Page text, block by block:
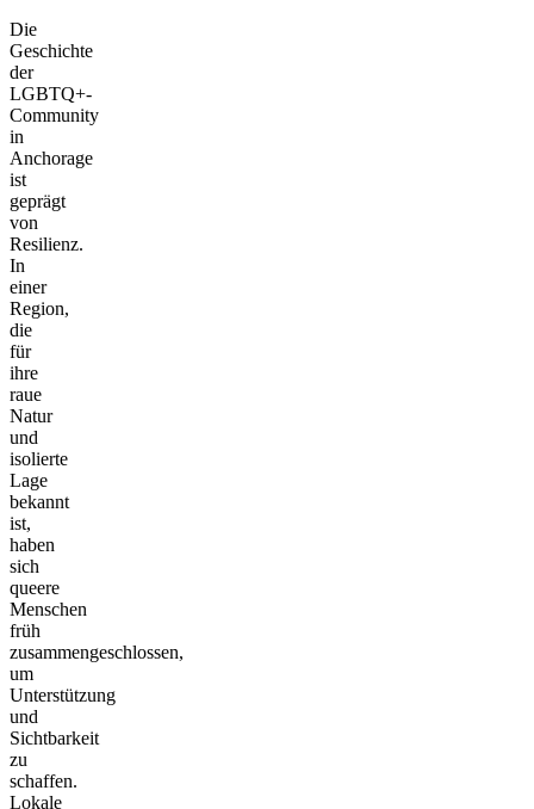
Die
Geschichte
der
LGBTQ+-
Community
in
Anchorage
ist
geprägt
von
Resilienz.
In
einer
Region,
die
für
ihre
raue
Natur
und
isolierte
Lage
bekannt
ist,
haben
sich
queere
Menschen
früh
zusammengeschlossen,
um
Unterstützung
und
Sichtbarkeit
zu
schaffen.
Lokale